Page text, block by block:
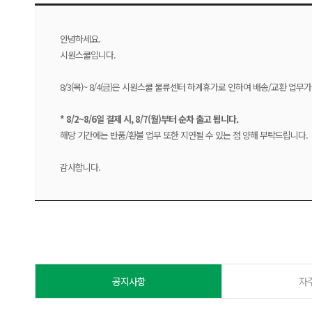
안녕하세요.
시원스쿨입니다.
8/3(목)~ 8/4(금)은 시원스쿨 물류센터 하계휴가로 인하여 배송/교환 업무
* 8/2~8/6일 결제 시, 8/7(월)부터 순차 출고 됩니다.
해당 기간에는 반품/환불 업무 또한 지연될 수 있는 점 양해 부탁드립니다.
감사합니다.
공지사항 자